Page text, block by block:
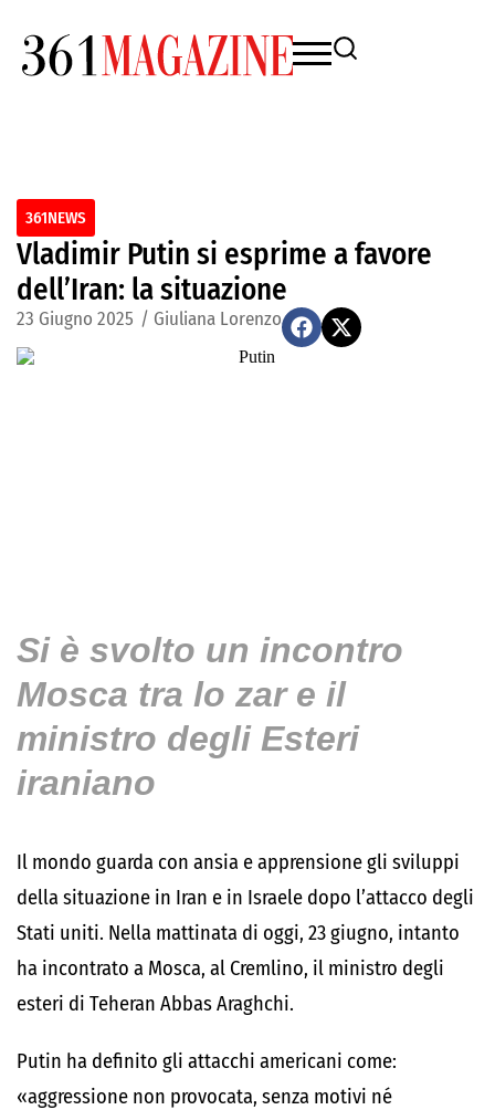
361NEWS
Vladimir Putin si esprime a favore
dell’Iran: la situazione
23 Giugno 2025 / Giuliana Lorenzo
Si è svolto un incontro
Mosca tra lo zar e il
ministro degli Esteri
iraniano
Il mondo guarda con ansia e apprensione gli sviluppi
della situazione in Iran e in Israele dopo l’attacco degli
Stati uniti. Nella mattinata di oggi, 23 giugno, intanto
ha incontrato a Mosca, al Cremlino, il ministro degli
esteri di Teheran Abbas Araghchi.
Putin ha definito gli attacchi americani come:
«aggressione non provocata, senza motivi né